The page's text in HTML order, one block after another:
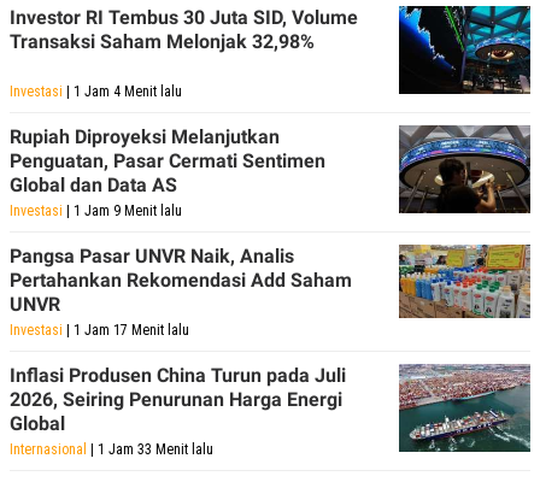
Investor RI Tembus 30 Juta SID, Volume
Transaksi Saham Melonjak 32,98%
Investasi | 1 Jam 4 Menit lalu
Rupiah Diproyeksi Melanjutkan
Penguatan, Pasar Cermati Sentimen
Global dan Data AS
Investasi | 1 Jam 9 Menit lalu
Pangsa Pasar UNVR Naik, Analis
Pertahankan Rekomendasi Add Saham
UNVR
Investasi | 1 Jam 17 Menit lalu
Inflasi Produsen China Turun pada Juli
2026, Seiring Penurunan Harga Energi
Global
Internasional | 1 Jam 33 Menit lalu